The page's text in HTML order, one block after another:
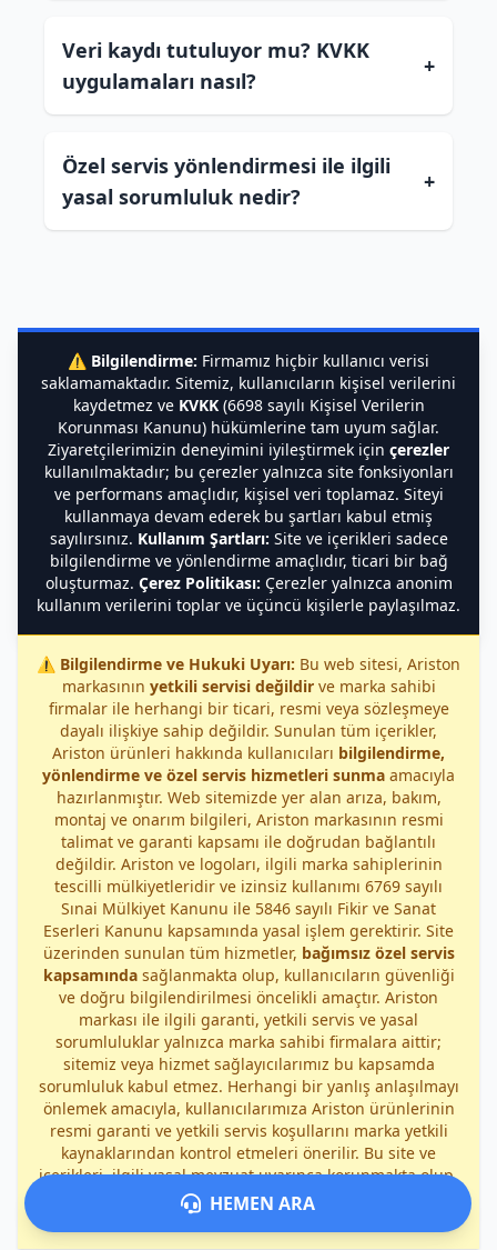
Veri kaydı tutuluyor mu? KVKK
uygulamaları nasıl?
+
Özel servis yönlendirmesi ile ilgili
yasal sorumluluk nedir?
+
⚠️ Bilgilendirme: Firmamız hiçbir kullanıcı verisi
saklamamaktadır. Sitemiz, kullanıcıların kişisel verilerini
kaydetmez ve KVKK(6698 sayılı Kişisel Verilerin
Korunması Kanunu) hükümlerine tam uyum sağlar.
Ziyaretçilerimizin deneyimini iyileştirmek için çerezler
kullanılmaktadır; bu çerezler yalnızca site fonksiyonları
ve performans amaçlıdır, kişisel veri toplamaz. Siteyi
kullanmaya devam ederek bu şartları kabul etmiş
sayılırsınız. Kullanım Şartları: Site ve içerikleri sadece
bilgilendirme ve yönlendirme amaçlıdır, ticari bir bağ
oluşturmaz. Çerez Politikası: Çerezler yalnızca anonim
kullanım verilerini toplar ve üçüncü kişilerle paylaşılmaz.
⚠️ Bilgilendirme ve Hukuki Uyarı: Bu web sitesi, Ariston
markasının yetkili servisi değildirve marka sahibi
firmalar ile herhangi bir ticari, resmi veya sözleşmeye
dayalı ilişkiye sahip değildir. Sunulan tüm içerikler,
Ariston ürünleri hakkında kullanıcıları bilgilendirme,
yönlendirme ve özel servis hizmetleri sunma amacıyla
hazırlanmıştır. Web sitemizde yer alan arıza, bakım,
montaj ve onarım bilgileri, Ariston markasının resmi
talimat ve garanti kapsamı ile doğrudan bağlantılı
değildir. Ariston ve logoları, ilgili marka sahiplerinin
tescilli mülkiyetleridir ve izinsiz kullanımı 6769 sayılı
Sınai Mülkiyet Kanunu ile 5846 sayılı Fikir ve Sanat
Eserleri Kanunu kapsamında yasal işlem gerektirir. Site
üzerinden sunulan tüm hizmetler, bağımsız özel servis
kapsamındasağlanmakta olup, kullanıcıların güvenliği
ve doğru bilgilendirilmesi öncelikli amaçtır. Ariston
markası ile ilgili garanti, yetkili servis ve yasal
sorumluluklar yalnızca marka sahibi firmalara aittir;
sitemiz veya hizmet sağlayıcılarımız bu kapsamda
sorumluluk kabul etmez. Herhangi bir yanlış anlaşılmayı
önlemek amacıyla, kullanıcılarımıza Ariston ürünlerinin
resmi garanti ve yetkili servis koşullarını marka yetkili
kaynaklarından kontrol etmeleri önerilir. Bu site ve
içerikleri, ilgili yasal mevzuat uyarınca korunmakta olup,
izinsiz kopyalama, dağıtma veya ticari kullanım
durumundayasal işlem uygulanacaktır
HEMEN ARA